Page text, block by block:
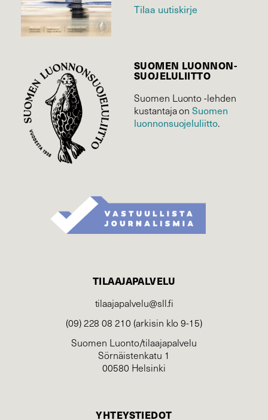
Tilaa uutiskirje
SUOMEN LUONNON­
SUOJELU­LIITTO
Suomen Luonto -lehden
kustantaja onSuomen
luonnonsuojelu­liitto.
TILAAJAPALVELU
tilaajapalvelu@sll.fi
(09) 228 08 210 (arkisin klo 9-15)
Suomen Luonto/tilaajapalvelu
Sörnäistenkatu 1
00580 Helsinki
YHTEYSTIEDOT